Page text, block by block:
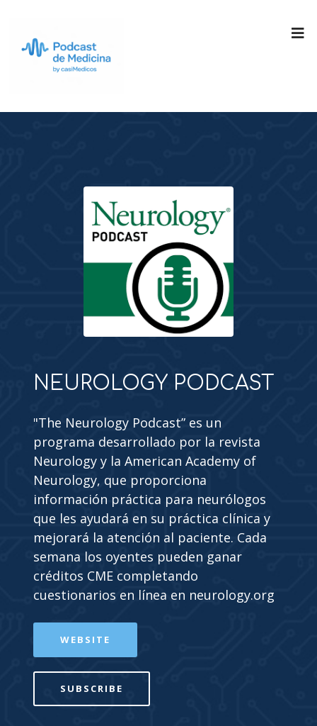
NEUROLOGY PODCAST
"The Neurology Podcast” es un
programa desarrollado por la revista
Neurology y la American Academy of
Neurology, que proporciona
información práctica para neurólogos
que les ayudará en su práctica clínica y
mejorará la atención al paciente. Cada
semana los oyentes pueden ganar
créditos CME completando
cuestionarios en línea en neurology.org
WEBSITE
SUBSCRIBE